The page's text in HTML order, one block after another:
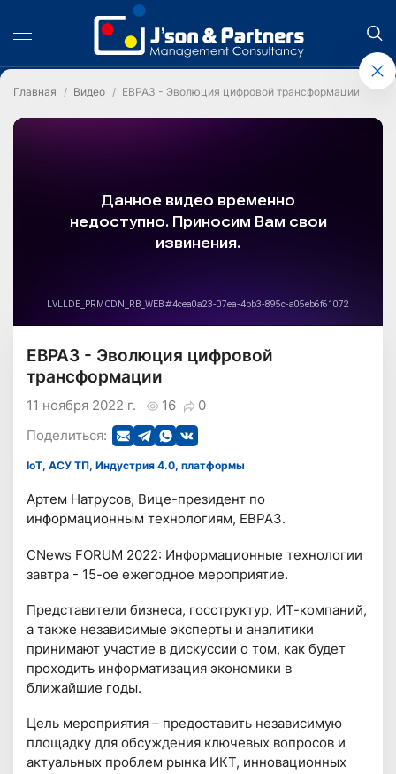
Главная Видео ЕВРАЗ - Эволюция цифровой трансформации
ЕВРАЗ - Эволюция цифровой
трансформации
16 0
11 ноября 2022 г.
Поделиться:
IoT, АСУ ТП, Индустрия 4.0, платформы
Артем Натрусов, Вице-президент по
информационным технологиям, ЕВРАЗ.
CNews FORUM 2022: Информационные технологии
завтра - 15-ое ежегодное мероприятие.
Представители бизнеса, госструктур, ИТ-компаний,
а также независимые эксперты и аналитики
принимают участие в дискуссии о том, как будет
проходить информатизация экономики в
ближайшие годы.
Цель мероприятия – предоставить независимую
площадку для обсуждения ключевых вопросов и
актуальных проблем рынка ИКТ, инновационных